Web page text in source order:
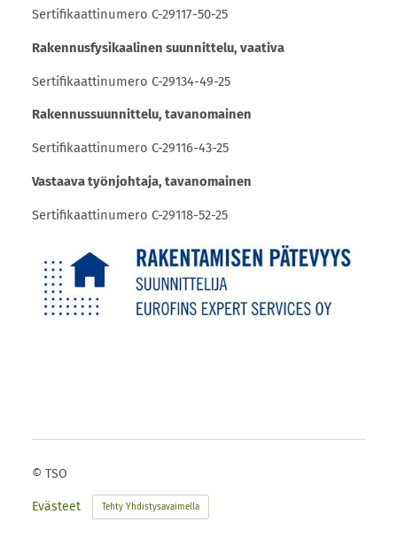
Sertifikaattinumero C-29117-50-25
Rakennusfysikaalinen suunnittelu, vaativa
Sertifikaattinumero C-29134-49-25
Rakennussuunnittelu, tavanomainen
Sertifikaattinumero C-29116-43-25
Vastaava työnjohtaja, tavanomainen
Sertifikaattinumero C-29118-52-25
© TSO
Evästeet Tehty Yhdistysavaimella